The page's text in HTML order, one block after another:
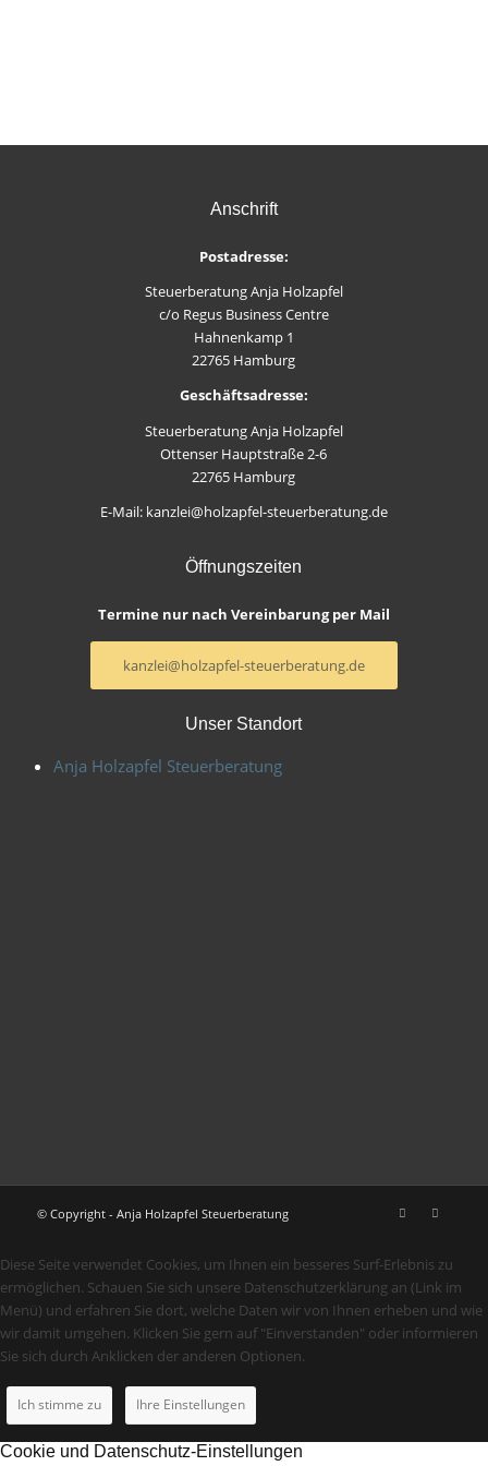
Anschrift
Postadresse:
Steuerberatung Anja Holzapfel
c/o Regus Business Centre
Hahnenkamp 1
22765 Hamburg
Geschäftsadresse:
Steuerberatung Anja Holzapfel
Ottenser Hauptstraße 2-6
22765 Hamburg
E-Mail: kanzlei@holzapfel-steuerberatung.de
Öffnungszeiten
Termine nur nach Vereinbarung per Mail
kanzlei@holzapfel-steuerberatung.de
Unser Standort
Anja Holzapfel Steuerberatung
© Copyright - Anja Holzapfel Steuerberatung
Diese Seite verwendet Cookies, um Ihnen ein besseres Surf-Erlebnis zu
ermöglichen. Schauen Sie sich unsere Datenschutzerklärung an (Link im
Menü) und erfahren Sie dort, welche Daten wir von Ihnen erheben und wie
wir damit umgehen. Klicken Sie gern auf "Einverstanden" oder informieren
Sie sich durch Anklicken der anderen Optionen.
Ich stimme zu Ihre Einstellungen
Cookie und Datenschutz-Einstellungen